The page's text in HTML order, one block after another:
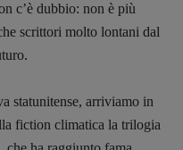
c’è dubbio: non è più
scrittori molto lontani dal
statunitense, arriviamo in
fiction climatica la trilogia